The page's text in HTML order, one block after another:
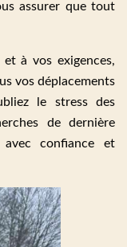
assurer que tout
à vos exigences,
vos déplacements
le stress des
de dernière
confiance et